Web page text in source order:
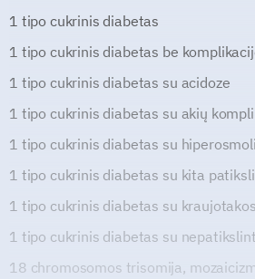
1 tipo cukrinis diabetas
1 tipo cukrinis diabetas be
1 tipo cukrinis diabetas su acidoze
1 tipo cukrinis diabetas su akių
1 tipo cukrinis diabetas su
1 tipo cukrinis diabetas su kita
1 tipo cukrinis diabetas su
1 tipo cukrinis diabetas su
18 chromosomos trisomija,